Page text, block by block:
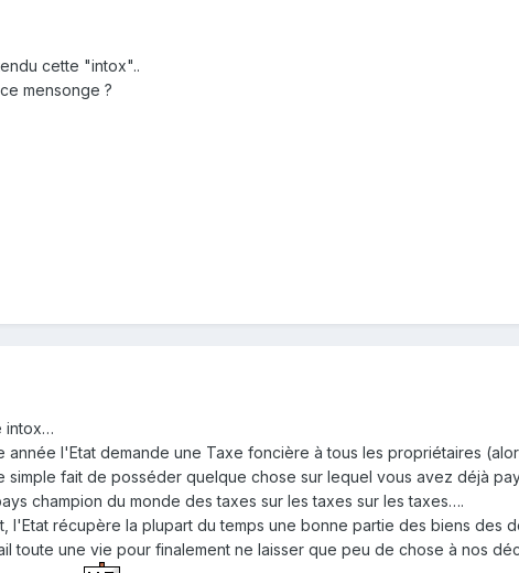
cette "intox"..
mensonge ?
intox…
année l'Etat demande une Taxe foncière à tous les propriétaires
simple fait de posséder quelque chose sur lequel vous avez déjà
champion du monde des taxes sur les taxes sur les taxes….
l'Etat récupère la plupart du temps une bonne partie des biens des
toute une vie pour finalement ne laisser que peu de chose à nos